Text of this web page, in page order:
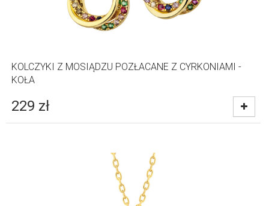
KOLCZYKI Z MOSIĄDZU POZŁACANE Z CYRKONIAMI -
KOŁA
229 zł